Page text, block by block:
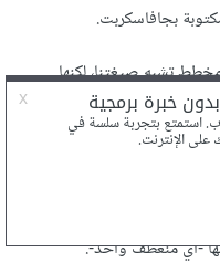
تشبه صيغتنا، لكنها
أوزان الحدود- بدلًا من
تلك الحزمة، فسيكون
تتوقعها الحزمة، كما يجب
نموذجنا المبسط يعامِل
-أي منعطف واحد-.